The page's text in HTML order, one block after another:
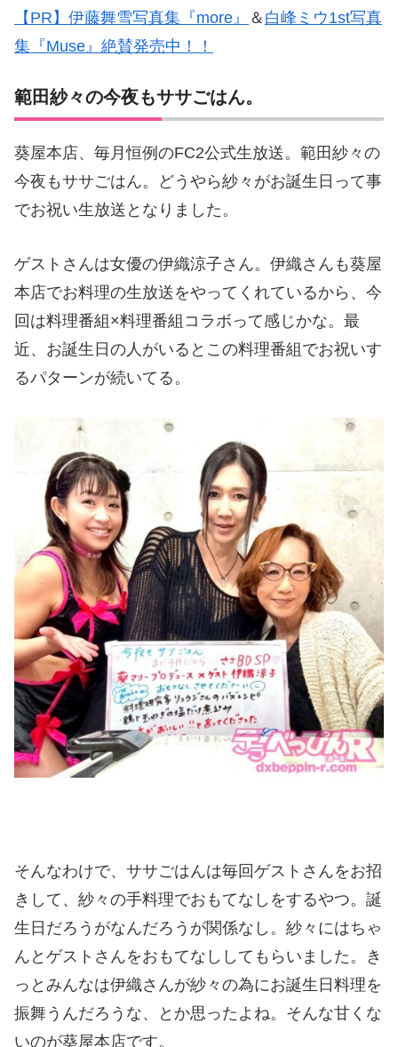
【PR】伊藤舞雪写真集『more』 ＆ 白峰ミウ1st写真
集『Muse』絶賛発売中！！
範田紗々の今夜もササごはん。
葵屋本店、毎月恒例のFC2公式生放送。範田紗々の
今夜もササごはん。どうやら紗々がお誕生日って事
でお祝い生放送となりました。
ゲストさんは女優の伊織涼子さん。伊織さんも葵屋
本店でお料理の生放送をやってくれているから、今
回は料理番組×料理番組コラボって感じかな。最
近、お誕生日の人がいるとこの料理番組でお祝いす
るパターンが続いてる。
そんなわけで、ササごはんは毎回ゲストさんをお招
きして、紗々の手料理でおもてなしをするやつ。誕
生日だろうがなんだろうが関係なし。紗々にはちゃ
んとゲストさんをおもてなししてもらいました。き
っとみんなは伊織さんが紗々の為にお誕生日料理を
振舞うんだろうな、とか思ったよね。そんな甘くな
いのが葵屋本店です。